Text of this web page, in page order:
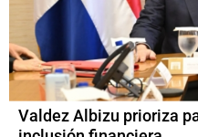
Valdez Albizu prioriza